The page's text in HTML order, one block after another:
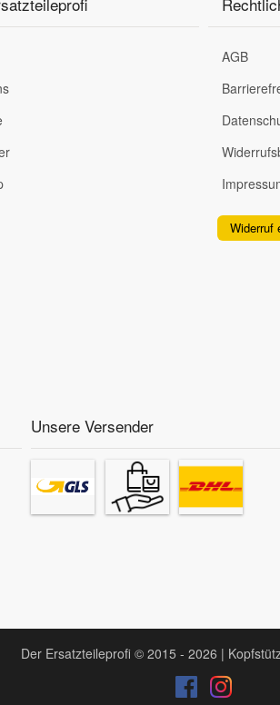
AGB
Widerruf
Unsere Versender
Der Ersatzteileprofi © 2015 - 2026 |